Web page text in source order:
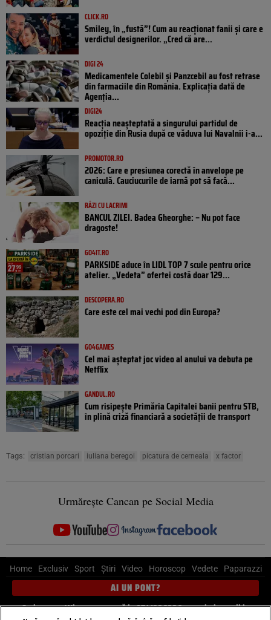
CLICK.RO
Smiley, în „fustă”! Cum au reacționat fanii și care e
verdictul designerilor. „Cred că are...
DIGI 24
Medicamentele Colebil și Panzcebil au fost retrase
din farmaciile din România. Explicația dată de
Agenția...
DIGI24
Reacția neașteptată a singurului partidul de
opoziţie din Rusia după ce văduva lui Navalnîi i-a...
PROMOTOR.RO
2026: Care e presiunea corectă în anvelope pe
caniculă. Cauciucurile de iarnă pot să facă...
RÂZI CU LACRIMI
BANCUL ZILEI. Badea Gheorghe: – Nu pot face
dragoste!
GO4IT.RO
PARKSIDE aduce în LIDL TOP 7 scule pentru orice
atelier. „Vedeta” ofertei costă doar 129...
DESCOPERA.RO
Care este cel mai vechi pod din Europa?
GO4GAMES
Cel mai așteptat joc video al anului va debuta pe
Netflix
GANDUL.RO
Cum risipește Primăria Capitalei banii pentru STB,
în plină criză financiară a societății de transport
Tags: cristian porcari iuliana beregoi picatura de cerneala x factor
Urmărește Cancan pe Social Media
Home Exclusiv Sport Știri Video Horoscop Vedete Paparazzi
AI UN PONT?
Scrie-ne pe Whatsapp, sună la 0741226226 sau trimite mail la